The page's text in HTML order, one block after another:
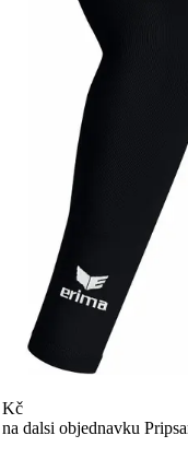
Kč
dalsi objednavku